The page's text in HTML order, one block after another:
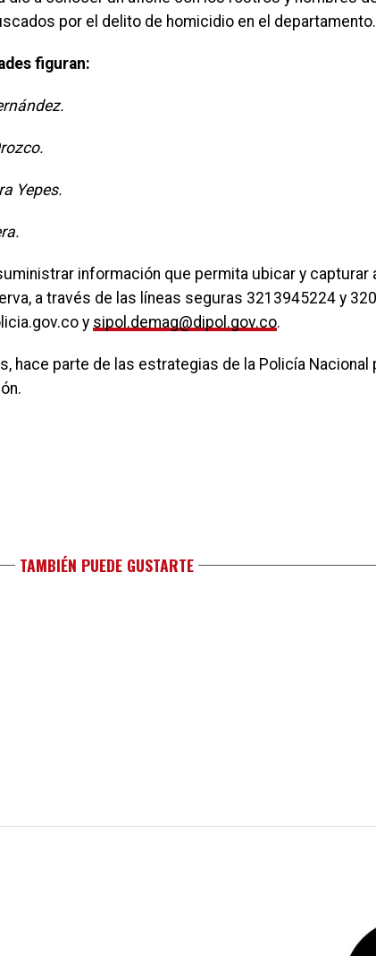
por el delito de homicidio en el departamento.
figuran:
Yepes.
información que permita ubicar y capturar
a través de las líneas seguras 3213945224 y
y sipol.demag@dipol.gov.co.
hace parte de las estrategias de la Policía Nacional
TAMBIÉN PUEDE GUSTARTE